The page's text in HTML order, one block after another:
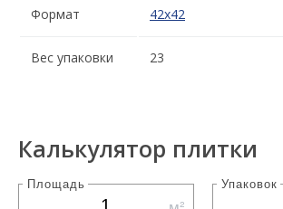
Формат 42x42
Вес упаковки 23
Калькулятор плитки
Площадь Упаковок